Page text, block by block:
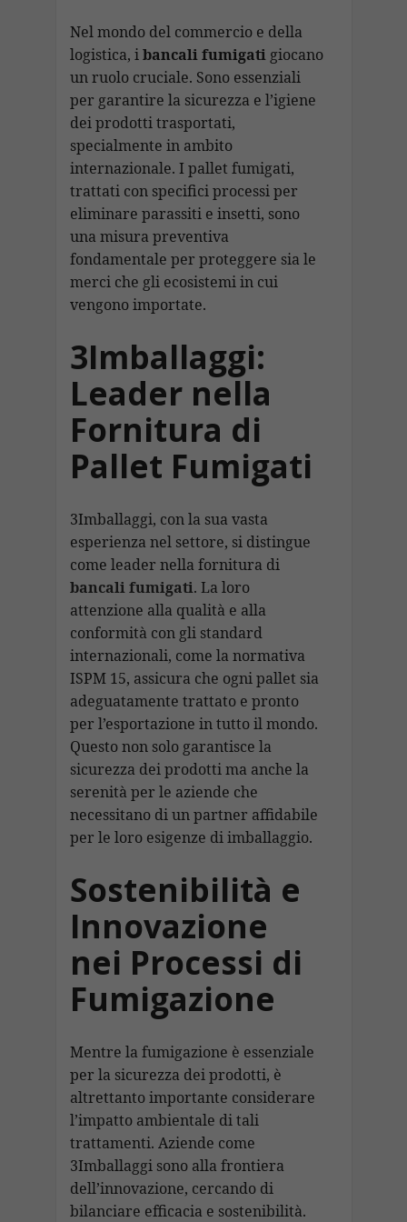
Nel mondo del commercio e della
logistica, ibancali fumigatigiocano
un ruolo cruciale. Sono essenziali
per garantire la sicurezza e l’igiene
dei prodotti trasportati,
specialmente in ambito
internazionale. I pallet fumigati,
trattati con specifici processi per
eliminare parassiti e insetti, sono
una misura preventiva
fondamentale per proteggere sia le
merci che gli ecosistemi in cui
vengono importate.
3Imballaggi:
Leader nella
Fornitura di
Pallet Fumigati
3Imballaggi, con la sua vasta
esperienza nel settore, si distingue
come leader nella fornitura di
bancali fumigati. La loro
attenzione alla qualità e alla
conformità con gli standard
internazionali, come la normativa
ISPM 15, assicura che ogni pallet sia
adeguatamente trattato e pronto
per l’esportazione in tutto il mondo.
Questo non solo garantisce la
sicurezza dei prodotti ma anche la
serenità per le aziende che
necessitano di un partner affidabile
per le loro esigenze di imballaggio.
Sostenibilità e
Innovazione
nei Processi di
Fumigazione
Mentre la fumigazione è essenziale
per la sicurezza dei prodotti, è
altrettanto importante considerare
l’impatto ambientale di tali
trattamenti. Aziende come
3Imballaggi sono alla frontiera
dell’innovazione, cercando di
bilanciare efficacia e sostenibilità.